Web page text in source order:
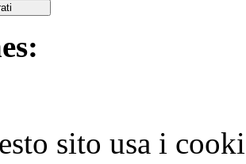
sito usa i